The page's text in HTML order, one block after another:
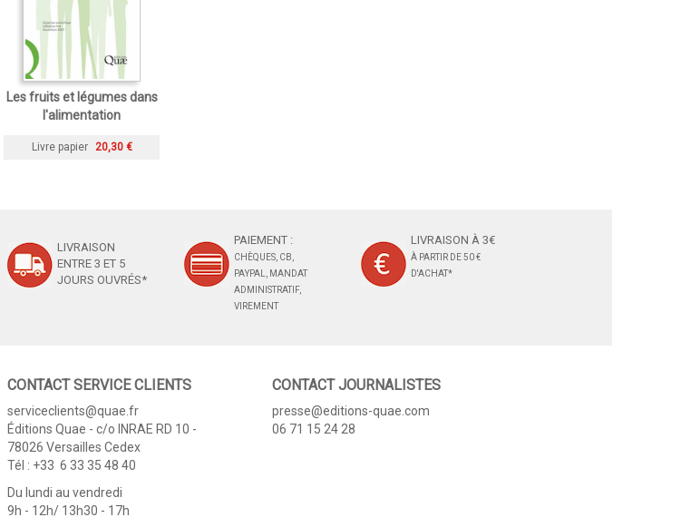
Les fruits et légumes dans
l'alimentation
Livre papier 20,30 €
LIVRAISON
ENTRE 3 ET 5
JOURS OUVRÉS*
PAIEMENT :
CHÈQUES, CB,
PAYPAL, MANDAT
ADMINISTRATIF,
VIREMENT
LIVRAISON À 3€
À PARTIR DE 50 €
D'ACHAT*
CONTACT SERVICE CLIENTS
serviceclients@quae.fr
Éditions Quae - c/o INRAE RD 10 -
78026 Versailles Cedex
Tél : +33 6 33 35 48 40
Du lundi au vendredi
9h - 12h/ 13h30 - 17h
CONTACT JOURNALISTES
presse@editions-quae.com
06 71 15 24 28